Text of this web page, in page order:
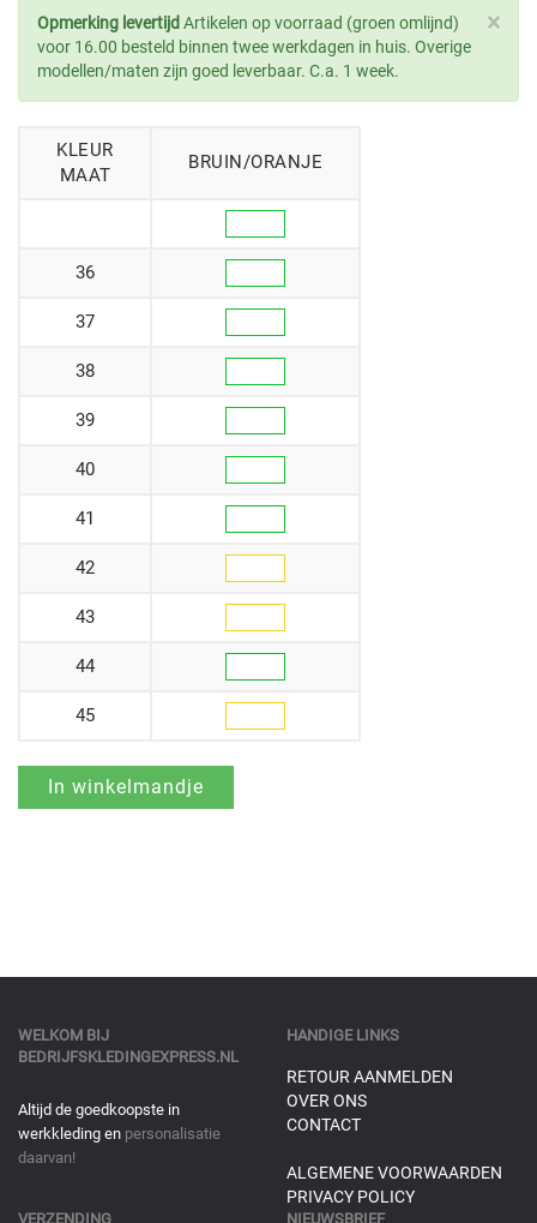
×
Opmerking levertijd Artikelen op voorraad (groen omlijnd)
voor 16.00 besteld binnen twee werkdagen in huis. Overige
modellen/maten zijn goed leverbaar. C.a. 1 week.
KLEUR
MAAT
BRUIN/ORANJE
36
37
38
39
40
41
42
43
44
45
WELKOM BIJ
BEDRIJFSKLEDINGEXPRESS.NL
Altijd de goedkoopste in
werkkleding en personalisatie
daarvan!
HANDIGE LINKS
RETOUR AANMELDEN
OVER ONS
CONTACT
ALGEMENE VOORWAARDEN
PRIVACY POLICY
VERZENDING NIEUWSBRIEF